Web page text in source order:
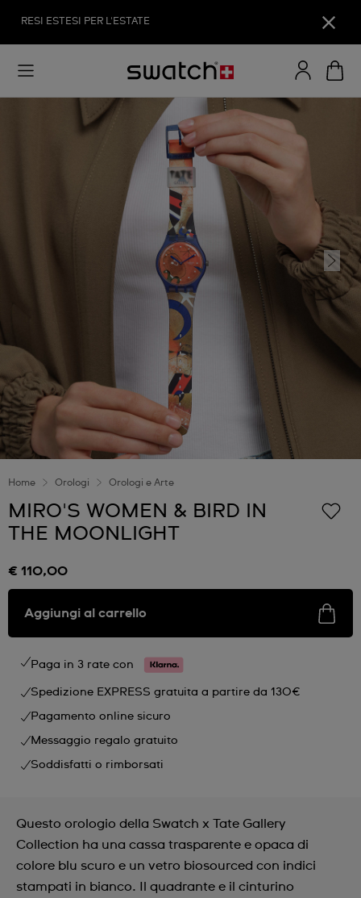
RESI ESTESI PER L'ESTATE
Home Orologi Orologi e Arte
MIRO'S WOMEN & BIRD IN
THE MOONLIGHT
€ 110,00
Aggiungi al carrello
Paga in 3 rate con
Spedizione EXPRESS gratuita a partire da 130€
Pagamento online sicuro
Messaggio regalo gratuito
Soddisfatti o rimborsati
Questo orologio della Swatch x Tate Gallery
Collection ha una cassa trasparente e opaca di
colore blu scuro e un vetro biosourced con indici
stampati in bianco. Il quadrante e il cinturino